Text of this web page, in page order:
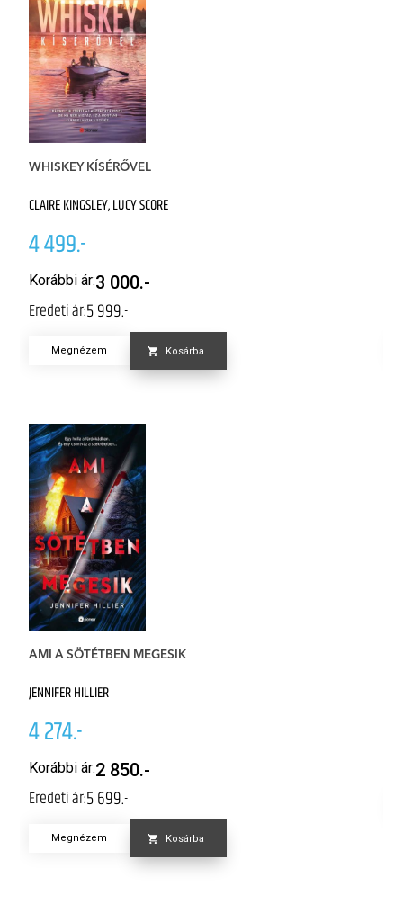
WHISKEY KÍSÉRŐVEL
CLAIRE KINGSLEY, LUCY SCORE
4 499.-
Korábbi ár:3 000.-
Eredeti ár:5 999.-
Megnézem Kosárba
AMI A SÖTÉTBEN MEGESIK
JENNIFER HILLIER
4 274.-
Korábbi ár:2 850.-
Eredeti ár:5 699.-
Megnézem Kosárba